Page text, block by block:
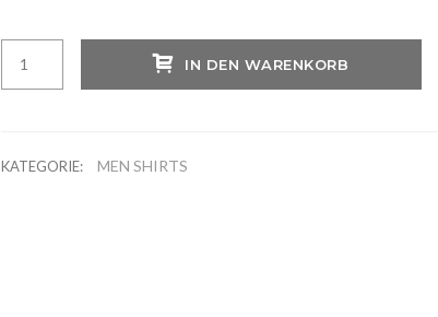
Menge
IN DEN WARENKORB
KATEGORIE: MEN SHIRTS